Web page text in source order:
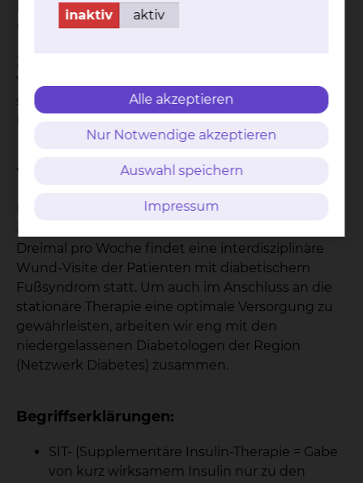
lässt, erfolgt die Verlegung der Patienten auf
unsere Diabetes-Schwerpunktstation.
Zentrales Anliegen ist eine qualitative
Verbesserung der Versorgung der Diabetikern
sowie eine leitlinienkonforme Therapie unter
Wissenswertes
Es besteht eine enge Kooperation mit der
Dreimal pro Woche findet eine interdisziplinäre
Wund-Visite der Patienten mit diabetischem
Fußsyndrom statt. Um auch im Anschluss an die
stationäre Therapie eine optimale Versorgung zu
gewährleisten, arbeiten wir eng mit den
niedergelassenen Diabetologen der Region
(Netzwerk Diabetes) zusammen.
Begriffserklärungen:
SIT- (Supplementäre Insulin-Therapie = Gabe
von kurz wirksamem Insulin nur zu den
inaktiv aktiv
Alle akzeptieren
Nur Notwendige akzeptieren
Auswahl speichern
Impressum